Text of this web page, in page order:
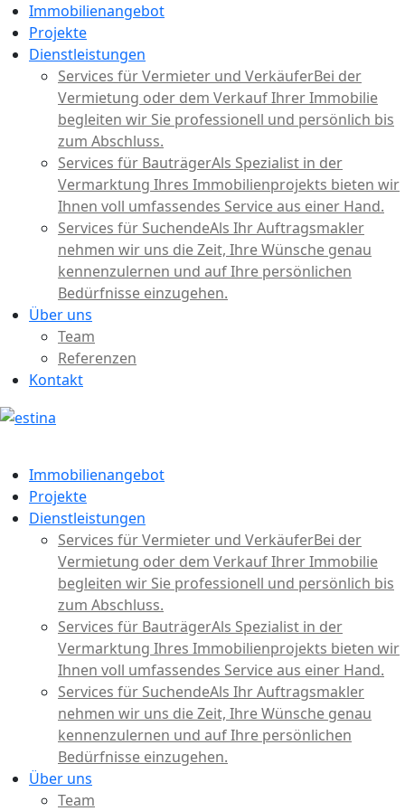
Immobilienangebot
Projekte
Dienstleistungen
Services für Vermieter und VerkäuferBei der
Vermietung oder dem Verkauf Ihrer Immobilie
begleiten wir Sie professionell und persönlich bis
zum Abschluss.
Services für BauträgerAls Spezialist in der
Vermarktung Ihres Immobilienprojekts bieten wir
Ihnen voll umfassendes Service aus einer Hand.
Services für SuchendeAls Ihr Auftragsmakler
nehmen wir uns die Zeit, Ihre Wünsche genau
kennenzulernen und auf Ihre persönlichen
Bedürfnisse einzugehen.
Über uns
Team
Referenzen
Kontakt
Immobilienangebot
Projekte
Dienstleistungen
Services für Vermieter und VerkäuferBei der
Vermietung oder dem Verkauf Ihrer Immobilie
begleiten wir Sie professionell und persönlich bis
zum Abschluss.
Services für BauträgerAls Spezialist in der
Vermarktung Ihres Immobilienprojekts bieten wir
Ihnen voll umfassendes Service aus einer Hand.
Services für SuchendeAls Ihr Auftragsmakler
nehmen wir uns die Zeit, Ihre Wünsche genau
kennenzulernen und auf Ihre persönlichen
Bedürfnisse einzugehen.
Über uns
Team